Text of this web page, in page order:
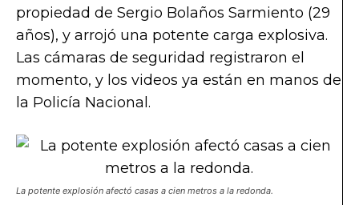
propiedad de Sergio Bolaños Sarmiento (29
años), y arrojó una potente carga explosiva.
Las cámaras de seguridad registraron el
momento, y los videos ya están en manos de
la Policía Nacional.
La potente explosión afectó casas a cien metros a la redonda.